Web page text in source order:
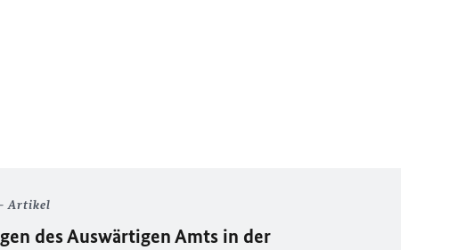
Artikel
des Auswärtigen Amts in der